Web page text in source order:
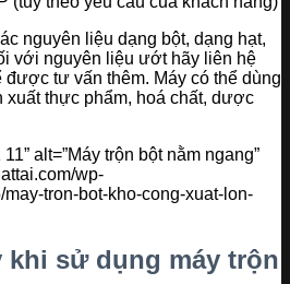
nguyên liệu dạng bột, dạng hạt,
với nguyên liệu ướt hãy liên hệ
tư vấn thêm. Máy có thể dùng
xuất thực phẩm, hoá chất, dược
” alt=”Máy trộn bột nằm ngang”
wp-
tron-bot-kho-cong-xuat-lon-
khi sử dụng máy trộn